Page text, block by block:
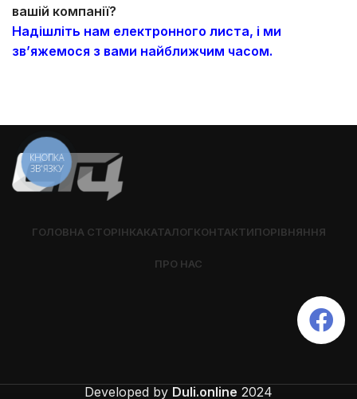
вашій компанії?
Надішліть нам електронного листа, і ми
зв’яжемося з вами найближчим часом.
ГОЛОВНА СТОРІНКАКАТАЛОГКОНТАКТИПОРІВНЯННЯ
ПРО НАС
Developed by Duli.online 2024
КНОПКА
ЗВ'ЯЗКУ